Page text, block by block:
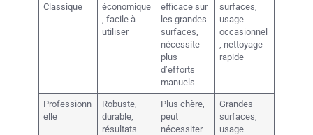
Classique
économique
, facile à
utiliser
efficace sur
les grandes
surfaces,
nécessite
plus
d’efforts
manuels
surfaces,
usage
occasionnel
, nettoyage
rapide
Professionn
elle
Robuste,
durable,
résultats
Plus chère,
peut
nécessiter
Grandes
surfaces,
usage